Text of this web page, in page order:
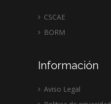
CSCAE
BORM
Información
Aviso Legal